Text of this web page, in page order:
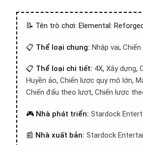
📝 Tên trò chơi: Elemental:
📋 Thể loại chung: Nhập vai,
📋 Thể loại chi tiết: 4X, Xây dựng,
Huyền ảo, Chiến lược quy mô lớn,
Chiến đấu theo lượt, Chiến lược
🎮 Nhà phát triển: Stardock
📰 Nhà xuất bản: Stardock